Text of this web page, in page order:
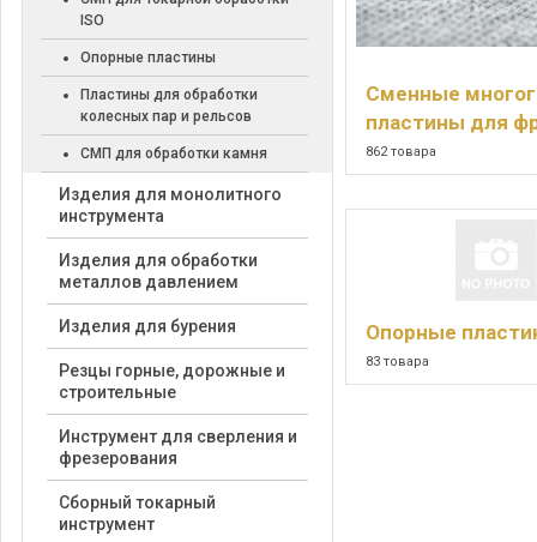
ISO
Опорные пластины
Пластины для обработки
колесных пар и рельсов
СМП для обработки камня
Изделия для монолитного
инструмента
Изделия для обработки
металлов давлением
Изделия для бурения
Резцы горные, дорожные и
строительные
Инструмент для сверления и
фрезерования
Сборный токарный
инструмент
Cменные
пластины для
862 товара
Опорные
83 товара